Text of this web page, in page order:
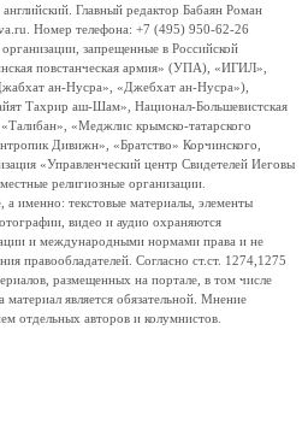
Главный редактор Бабаян Роман
Номер телефона: +7 (495) 950-62-26
запрещенные в Российской
повстанческая армия» (УПА), «ИГИЛ»,
ан-Нусра», «Джебхат ан-Нусра»),
Тахрир аш-Шам», Национал-Большевистская
«Меджлис крымско-татарского
Дивижн», «Братство» Корчинского,
«Управленческий центр Свидетелей Иеговы
религиозные организации.
именно: текстовые материалы, элементы
видео и аудио охраняются
и международными нормами права и не
правообладателей. Согласно ст.ст. 1274,1275
размещенных на портале, в том числе
материал является обязательной. Мнение
отдельных авторов и колумнистов.